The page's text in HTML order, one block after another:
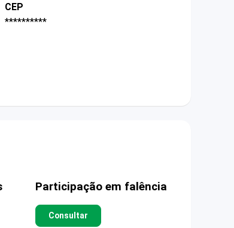
CEP
**********
Participação em falência
Consultar